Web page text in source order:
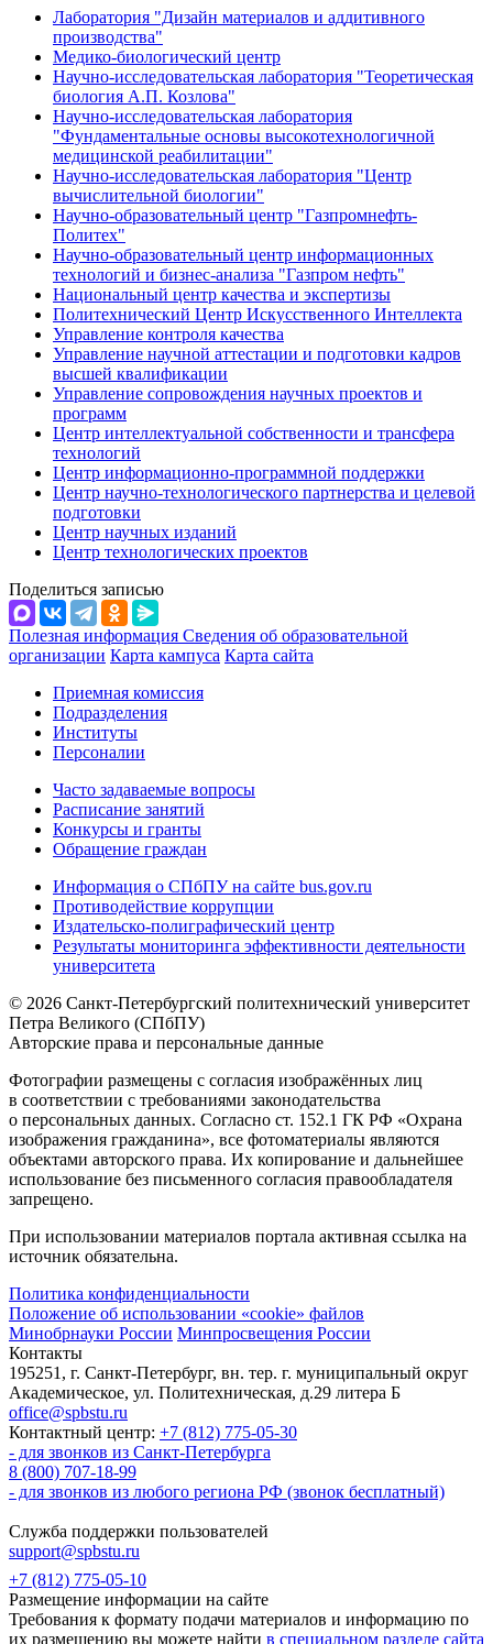
Лаборатория "Дизайн материалов и аддитивного
производства"
Медико-биологический центр
Научно-исследовательская лаборатория "Теоретическая
биология А.П. Козлова"
Научно-исследовательская лаборатория
"Фундаментальные основы высокотехнологичной
медицинской реабилитации"
Научно-исследовательская лаборатория "Центр
вычислительной биологии"
Научно-образовательный центр "Газпромнефть-
Политех"
Научно-образовательный центр информационных
технологий и бизнес-анализа "Газпром нефть"
Национальный центр качества и экспертизы
Политехнический Центр Искусственного Интеллекта
Управление контроля качества
Управление научной аттестации и подготовки кадров
высшей квалификации
Управление сопровождения научных проектов и
программ
Центр интеллектуальной собственности и трансфера
технологий
Центр информационно-программной поддержки
Центр научно-технологического партнерства и целевой
подготовки
Центр научных изданий
Центр технологических проектов
Поделиться записью
Полезная информация Сведения об образовательной
организации Карта кампуса Карта сайта
Приемная комиссия
Подразделения
Институты
Персоналии
Часто задаваемые вопросы
Расписание занятий
Конкурсы и гранты
Обращение граждан
Информация о СПбПУ на сайте bus.gov.ru
Противодействие коррупции
Издательско-полиграфический центр
Результаты мониторинга эффективности деятельности
университета
© 2026 Санкт-Петербургский политехнический университет
Петра Великого (СПбПУ)
Авторские права и персональные данные
Фотографии размещены с согласия изображённых лиц
в соответствии с требованиями законодательства
о персональных данных. Согласно ст. 152.1 ГК РФ «Охрана
изображения гражданина», все фотоматериалы являются
объектами авторского права. Их копирование и дальнейшее
использование без письменного согласия правообладателя
запрещено.
При использовании материалов портала активная ссылка на
источник обязательна.
Политика конфиденциальности
Положение об использовании «cookie» файлов
Минобрнауки России Минпросвещения России
Контакты
195251, г. Санкт-Петербург, вн. тер. г. муниципальный округ
Академическое, ул. Политехническая, д.29 литера Б
office@spbstu.ru
Контактный центр: +7 (812) 775-05-30
- для звонков из Санкт-Петербурга
8 (800) 707-18-99
- для звонков из любого региона РФ (звонок бесплатный)
Служба поддержки пользователей
support@spbstu.ru
+7 (812) 775-05-10
Размещение информации на сайте
Требования к формату подачи материалов и информацию по
их размещению вы можете найти в специальном разделе сайта